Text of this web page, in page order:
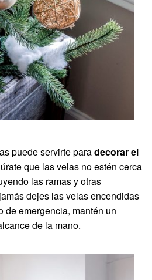
puede servirte paradecorar el
que las velas no estén cerca
las ramas y otras
dejes las velas encendidas
de emergencia, mantén un
de la mano.